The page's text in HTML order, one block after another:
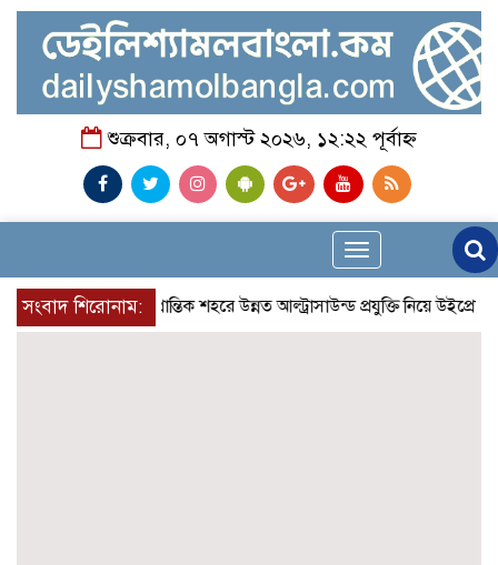
শুক্রবার, ০৭ অগাস্ট ২০২৬, ১২:২২ পূর্বাহ্ন
Toggle
navigation
সংবাদ শিরোনাম:প্রান্তিক শহরে উন্নত আল্ট্রাসাউন্ড প্রযুক্তি নিয়ে উইপ্রো জিই